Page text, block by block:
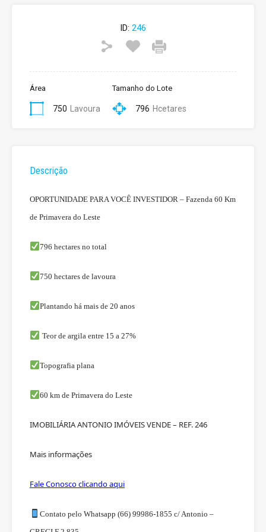
ID: 246
Área
750 Lavoura
Tamanho do Lote
796 Hcetares
Descrição
OPORTUNIDADE PARA VOCÊ INVESTIDOR – Fazenda 60 Km
de Primavera do Leste
796 hectares no total
750 hectares de lavoura
Plantando há mais de 20 anos
Teor de argila entre 15 a 27%
Topografia plana
60 km de Primavera do Leste
IMOBILIÁRIA ANTONIO IMÓVEIS VENDE – REF. 246
Mais informações
Fale Conosco clicando aqui
Contato pelo Whatsapp (66) 99986-1855 c/ Antonio –